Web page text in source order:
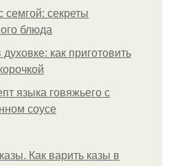
секреты
блюда
как приготовить
языка говяжьего с
соусе
Как варить казы в